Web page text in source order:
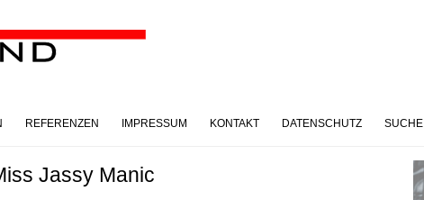
REFERENZEN IMPRESSUM KONTAKT DATENSCHUTZ SUCHE
Jassy Manic